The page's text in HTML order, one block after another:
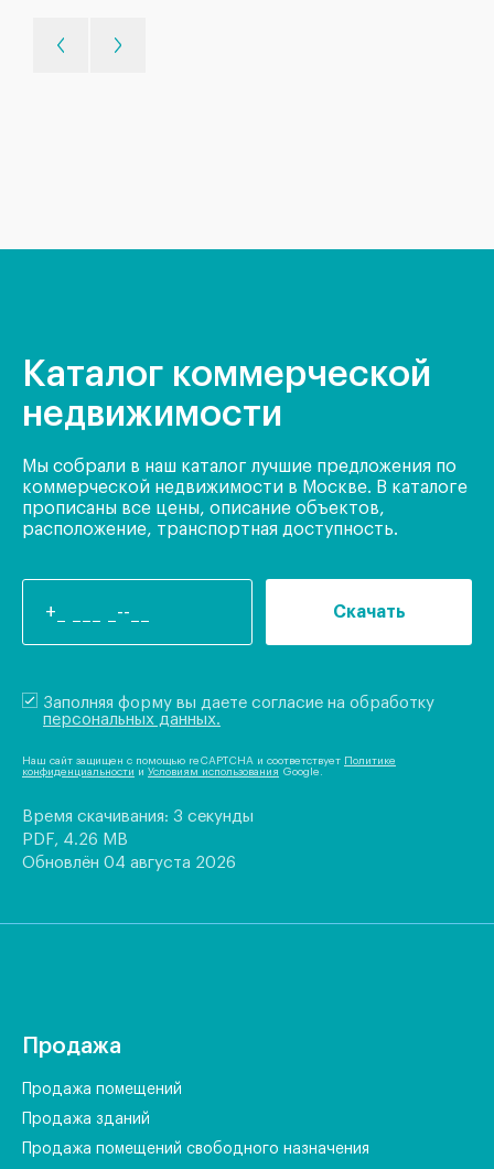
Каталог коммерческой
недвижимости
Мы собрали в наш каталог лучшие предложения по
коммерческой недвижимости в Москве. В каталоге
прописаны все цены, описание объектов,
расположение, транспортная доступность.
Скачать
Заполняя форму вы даете согласие на обработку
персональных данных.
Наш сайт защищен с помощью reCAPTCHA и соответствует Политике
конфиденциальности и Условиям использования Google.
Время скачивания: 3 секунды
PDF, 4.26 MB
Обновлён 04 августа 2026
Продажа
Продажа помещений
Продажа зданий
Продажа помещений свободного назначения